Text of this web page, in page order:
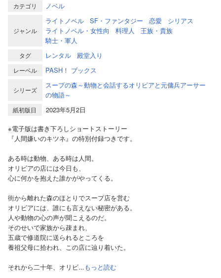
カテゴリ ノベル
ジャンル
ライトノベル SF・ファンタジー 恋愛
シリアス
ライトノベル・女性向
料理人
王族・貴族
騎士・軍人
タグ レンタル 殿堂入り
レーベル PASH！ ブックス
シリーズ
スープの森～動物と会話するオリビアと元傭兵アーサー
の物語～
紙初版日
2023年5月2日
※電子版は書き下ろしショートストーリー
『人間嫌いのキツネ』の特別付録つきです。
ある時は動物、ある時は人間。
オリビアの店には今日も、
心に何かを抱えた誰かがやってくる。
街から離れた森のほとりでスープ店を営む
オリビアには、誰にも言えない秘密がある。
人や動物の心の声が聞こえるのだ。
そのせいで家族から疎まれ、
五歳で修道院に送られるところを
養祖父母に拾われ、この店に辿り着いた。
それから二十年、オリビ...もっと読む